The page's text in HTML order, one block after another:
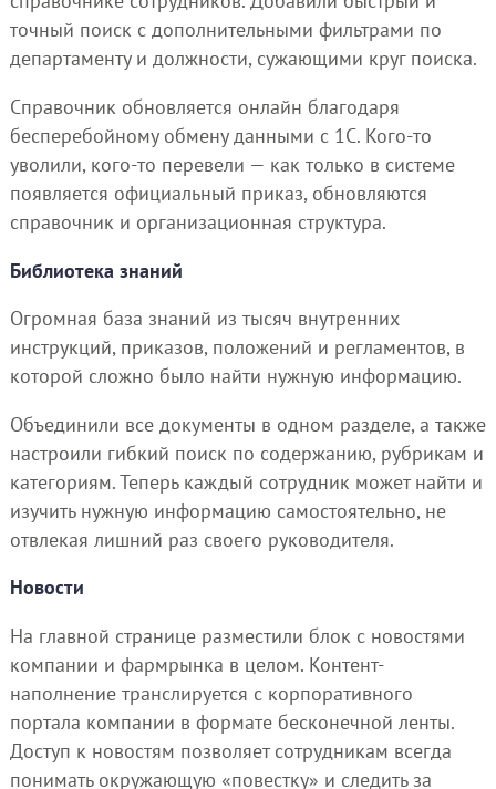
точный поиск с дополнительными фильтрами по
департаменту и должности, сужающими круг поиска.
Справочник обновляется онлайн благодаря
бесперебойному обмену данными с 1С. Кого-то
уволили, кого-то перевели — как только в системе
появляется официальный приказ, обновляются
справочник и организационная структура.
Библиотека знаний
Огромная база знаний из тысяч внутренних
инструкций, приказов, положений и регламентов, в
которой сложно было найти нужную информацию.
Объединили все документы в одном разделе, а также
настроили гибкий поиск по содержанию, рубрикам и
категориям. Теперь каждый сотрудник может найти и
изучить нужную информацию самостоятельно, не
отвлекая лишний раз своего руководителя.
Новости
На главной странице разместили блок с новостями
компании и фармрынка в целом. Контент-
наполнение транслируется с корпоративного
портала компании в формате бесконечной ленты.
Доступ к новостям позволяет сотрудникам всегда
понимать окружающую «повестку» и следить за